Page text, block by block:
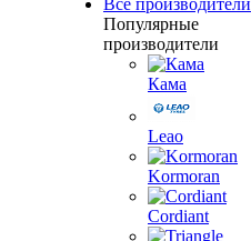
Все производители
Популярные
производители
Кама
Leao
Kormoran
Cordiant